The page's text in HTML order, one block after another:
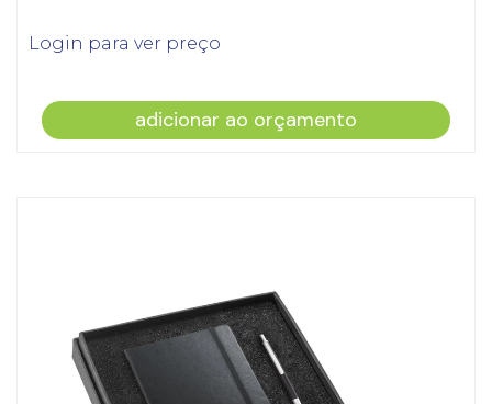
Login para ver preço
adicionar ao orçamento